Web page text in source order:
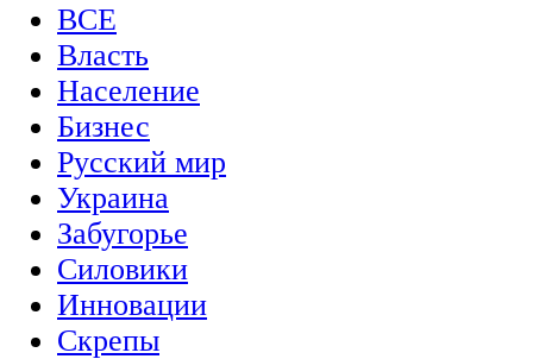
ВСЕ
Власть
Население
Бизнес
Русский мир
Украина
Забугорье
Силовики
Инновации
Скрепы